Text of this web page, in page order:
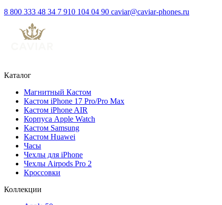
8 800 333 48 34 7 910 104 04 90 caviar@caviar-phones.ru
Каталог
Магнитный Кастом
Кастом iPhone 17 Pro/Pro Max
Кастом iPhone AIR
Корпуса Apple Watch
Кастом Samsung
Кастом Huawei
Часы
Чехлы для iPhone
Чехлы Airpods Pro 2
Кроссовки
Коллекции